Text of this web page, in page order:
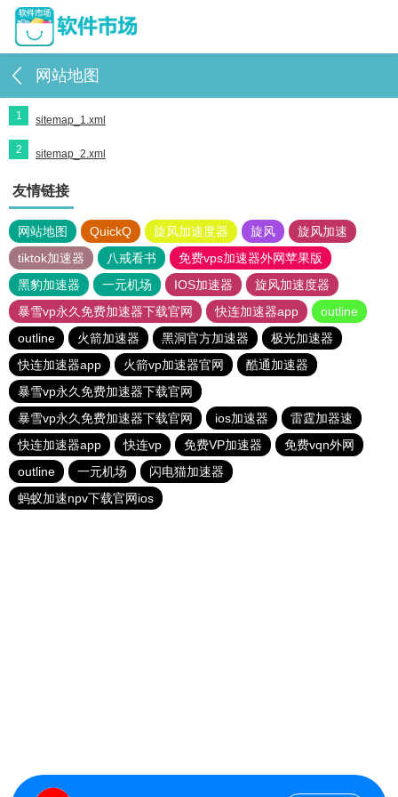
网站地图
1 sitemap_1.xml
2 sitemap_2.xml
友情链接
网站地图 QuickQ 旋风加速度器 旋风
旋风加速
tiktok加速器
八戒看书
免费vps加速器外网苹果版
黑豹加速器
一元机场 IOS加速器
旋风加速度器
暴雪vp永久免费加速器下载官网
快连加速器app
outline
outline
火箭加速器 黑洞官方加速器
极光加速器
快连加速器app
火箭vp加速器官网
酷通加速器
暴雪vp永久免费加速器下载官网
暴雪vp永久免费加速器下载官网
ios加速器
雷霆加器速
快连加速器app
快连vp 免费VP加速器
免费vqn外网
outline
一元机场
闪电猫加速器
蚂蚁加速npv下载官网ios